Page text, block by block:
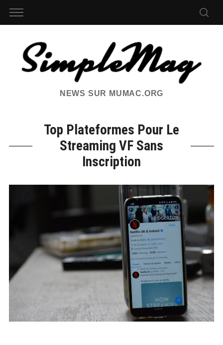
NEWS SUR MUMAC.ORG
Top Plateformes Pour Le
Streaming VF Sans
Inscription